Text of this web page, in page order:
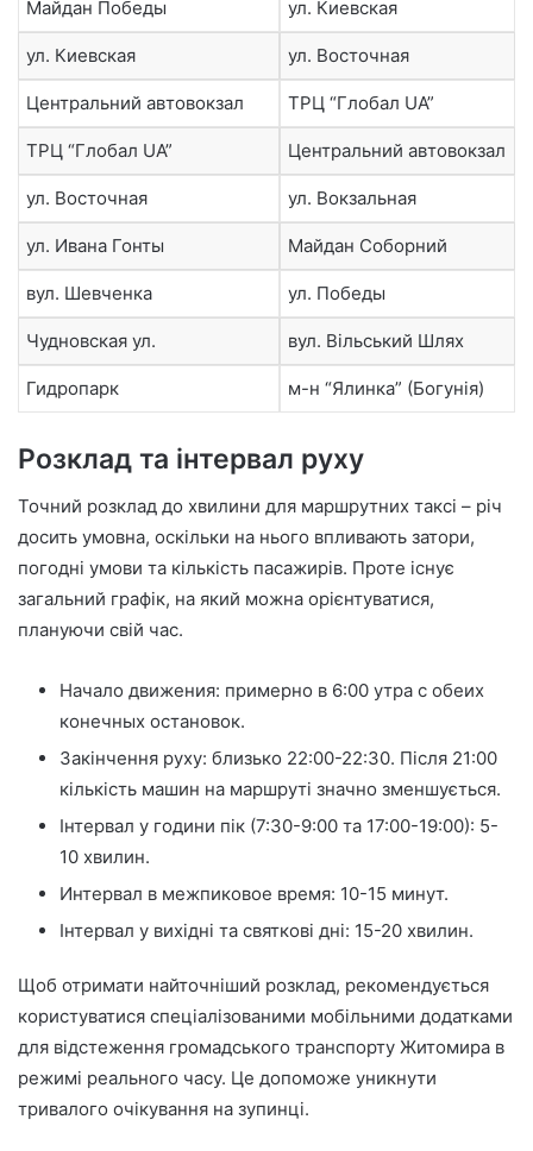
Майдан Победы ул. Киевская
ул. Киевская ул. Восточная
Центральний автовокзал ТРЦ “Глобал UA”
ТРЦ “Глобал UA” Центральний автовокзал
ул. Восточная ул. Вокзальная
ул. Ивана Гонты Майдан Соборний
вул. Шевченка ул. Победы
Чудновская ул. вул. Вільський Шлях
Гидропарк м-н “Ялинка” (Богунія)
Розклад та інтервал руху
Точний розклад до хвилини для маршрутних таксі – річ
досить умовна, оскільки на нього впливають затори,
погодні умови та кількість пасажирів. Проте існує
загальний графік, на який можна орієнтуватися,
плануючи свій час.
Начало движения: примерно в 6:00 утра с обеих
конечных остановок.
Закінчення руху: близько 22:00-22:30. Після 21:00
кількість машин на маршруті значно зменшується.
Інтервал у години пік (7:30-9:00 та 17:00-19:00): 5-
10 хвилин.
Интервал в межпиковое время: 10-15 минут.
Інтервал у вихідні та святкові дні: 15-20 хвилин.
Щоб отримати найточніший розклад, рекомендується
користуватися спеціалізованими мобільними додатками
для відстеження громадського транспорту Житомира в
режимі реального часу. Це допоможе уникнути
тривалого очікування на зупинці.